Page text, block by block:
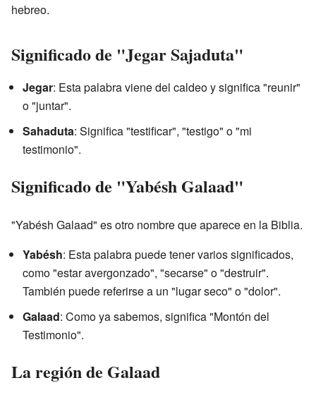
hebreo.
Significado de "Jegar Sajaduta"
Jegar: Esta palabra viene del caldeo y significa "reunir"
o "juntar".
Sahaduta: Significa "testificar", "testigo" o "mi
testimonio".
Significado de "Yabésh Galaad"
"Yabésh Galaad" es otro nombre que aparece en la Biblia.
Yabésh: Esta palabra puede tener varios significados,
como "estar avergonzado", "secarse" o "destruir".
También puede referirse a un "lugar seco" o "dolor".
Galaad: Como ya sabemos, significa "Montón del
Testimonio".
La región de Galaad